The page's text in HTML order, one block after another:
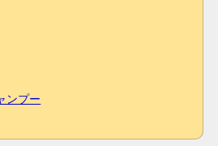
ンプー